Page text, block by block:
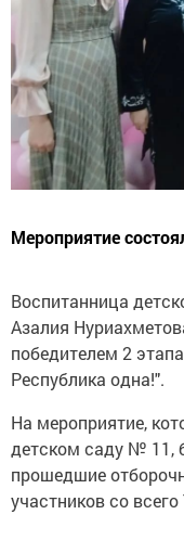
Мероприятие
Воспитанница
Азалия
победителем 2
Республика одна!".
На мероприятие,
детском саду № 11,
прошедшие
участников со